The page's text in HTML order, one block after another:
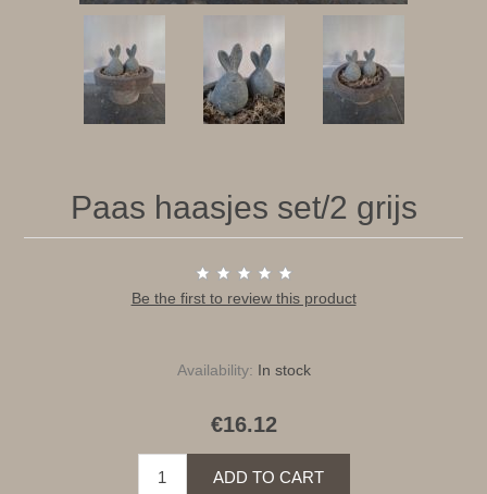
Paas haasjes set/2 grijs
Be the first to review this product
Availability: In stock
€16.12
ADD TO CART